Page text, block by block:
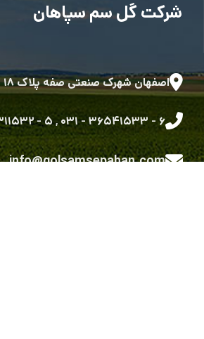
شرکت گل سم سپاهان
اصفهان شهرک صنعتی صفه پلاک ۱۸
۶ - ۳۶۵۴۱۵۳۳ - ۰۳۱ ,۵ - ۳۱۳۱۱۵۳۲ - ۰۳۱
info@golsamsepahan.com